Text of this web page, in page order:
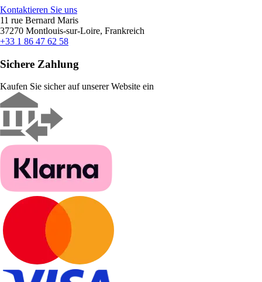
Kontaktieren Sie uns
11 rue Bernard Maris
37270 Montlouis-sur-Loire, Frankreich
+33 1 86 47 62 58
Sichere Zahlung
Kaufen Sie sicher auf unserer Website ein